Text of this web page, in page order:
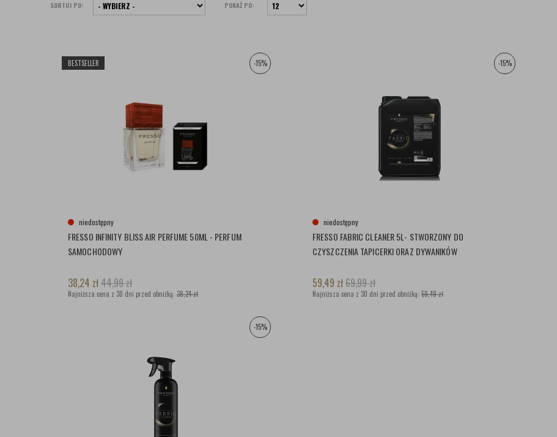
SORTUJ PO: POKAŻ PO:
-15%
BESTSELLER
niedostępny
FRESSO INFINITY BLISS AIR PERFUME 50ML - PERFUM
SAMOCHODOWY
38,24 zł44,99zł
Najniższa cena z 30 dni przed obniżką: 38,24 zł
-15%
niedostępny
FRESSO FABRIC CLEANER 5L- STWORZONY DO
CZYSZCZENIA TAPICERKI ORAZ DYWANIKÓW
59,49 zł69,99zł
Najniższa cena z 30 dni przed obniżką: 59,49 zł
-15%